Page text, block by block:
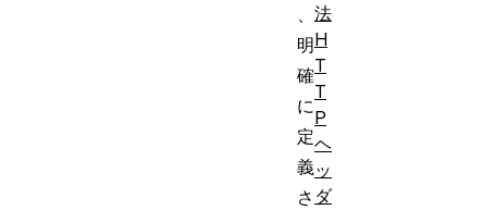
明
確
に
定
義
さ
法
H
T
T
P
ヘ
ッ
ダ